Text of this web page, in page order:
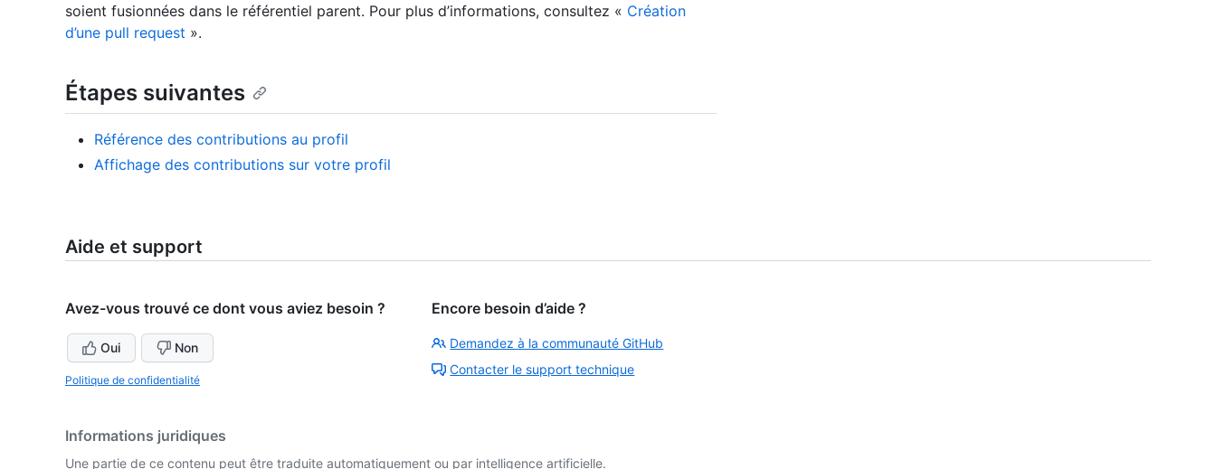
soient fusionnées dans le référentiel parent. Pour plus d’informations, consultez « Création
d’une pull request ».
Étapes suivantes
Référence des contributions au profil
Affichage des contributions sur votre profil
Aide et support
Avez-vous trouvé ce dont vous aviez besoin ?
Oui Non
Politique de confidentialité
Encore besoin d’aide ?
Demandez à la communauté GitHub
Contacter le support technique
Informations juridiques
Une partie de ce contenu peut être traduite automatiquement ou par intelligence artificielle.